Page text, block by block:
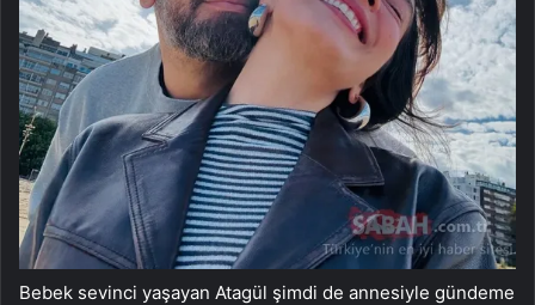
Bebek sevinci yaşayan Atagül şimdi de annesiyle gündeme